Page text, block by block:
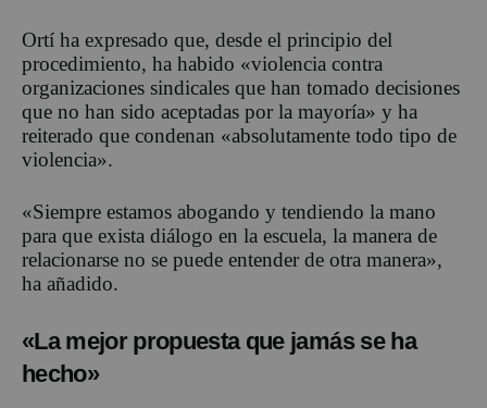
Ortí ha expresado que, desde el principio del
procedimiento, ha habido «violencia contra
organizaciones sindicales que han tomado decisiones
que no han sido aceptadas por la mayoría» y ha
reiterado que condenan «absolutamente todo tipo de
violencia».
«Siempre estamos abogando y tendiendo la mano
para que exista diálogo en la escuela, la manera de
relacionarse no se puede entender de otra manera»,
ha añadido.
«La mejor propuesta que jamás se ha
hecho»